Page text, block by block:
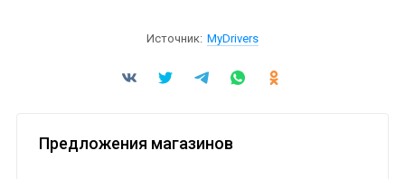
Источник: MyDrivers
Предложения магазинов